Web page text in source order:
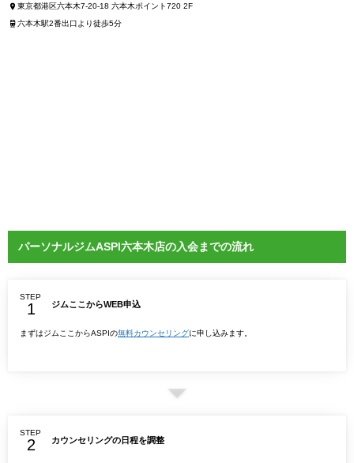
東京都港区六本木7-20-18 六本木ポイント720 2F
六本木駅2番出口より徒歩5分
パーソナルジムASPI六本木店の入会までの流れ
STEP
ジムここからWEB申込
まずはジムここからASPIの無料カウンセリングに申し込みます。
STEP
カウンセリングの日程を調整